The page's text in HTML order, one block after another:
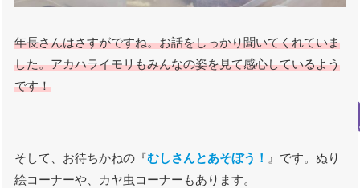
年長さんはさすがですね。お話をしっかり聞いてくれていま
した。アカハライモリもみんなの姿を見て感心しているよう
です！
そして、お待ちかねの『むしさんとあそぼう！ 』です。ぬり
絵コーナーや、カヤ虫コーナーもあります。